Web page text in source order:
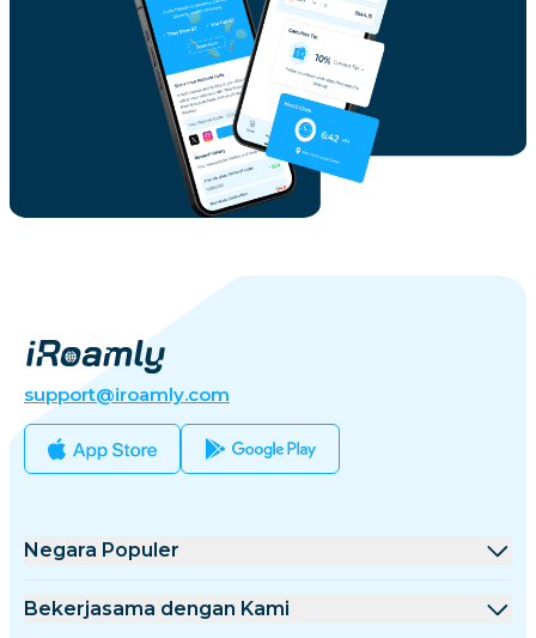
support@iroamly.com
Negara Populer
Amerika Serikat
Bekerjasama dengan Kami